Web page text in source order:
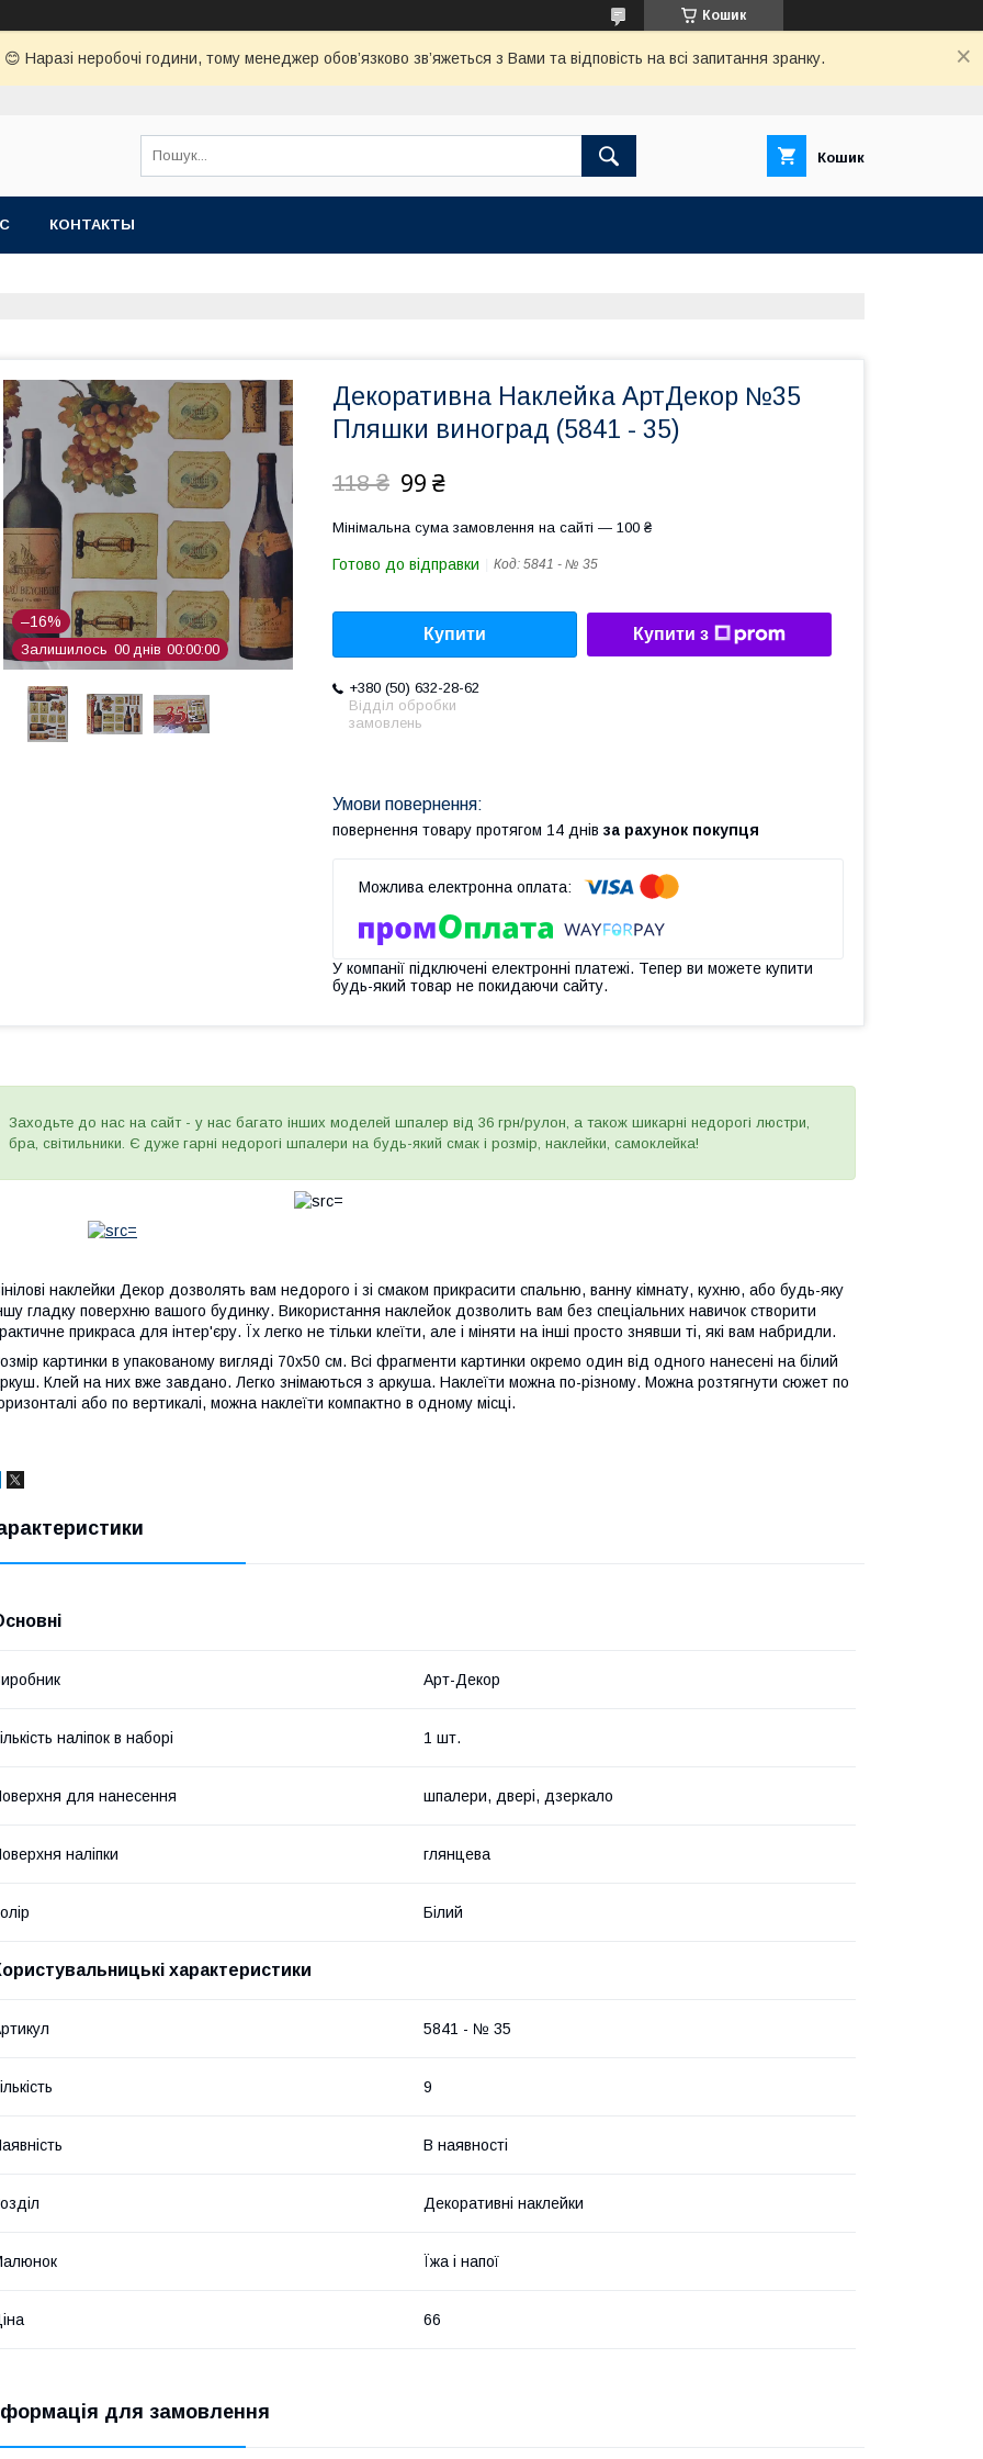
Кошик
Наразі неробочі години, тому менеджер обов’язково зв’яжеться з Вами та відповість на всі запитання зранку.
Кошик
КОНТАКТЫ
–16%
Залишилось 00 днів 00 00 00
Декоративна Наклейка АртДекор №35
Пляшки виноград (5841 - 35)
118 ₴ 99 ₴
Мінімальна сума замовлення на сайті — 100 ₴
Готово до відправки Код: 5841 - № 35
Купити Купити з
+380 (50) 632-28-62
Відділ обробки
замовлень
повернення товару протягом 14 днів за рахунок покупця
У компанії підключені електронні платежі. Тепер ви можете купити
будь-який товар не покидаючи сайту.
Заходьте до нас на сайт - у нас багато інших моделей шпалер від 36 грн/рулон, а також шикарні недорогі люстри,
бра, світильники. Є дуже гарні недорогі шпалери на будь-який смак і розмір, наклейки, самоклейка!
наклейки Декор дозволять вам недорого і зі смаком прикрасити спальню, ванну кімнату, кухню, або будь-яку
гладку поверхню вашого будинку. Використання наклейок дозволить вам без спеціальних навичок створити
прикраса для інтер'єру. Їх легко не тільки клеїти, але і міняти на інші просто знявши ті, які вам набридли.
картинки в упакованому вигляді 70х50 см. Всі фрагменти картинки окремо один від одного нанесені на білий
Клей на них вже завдано. Легко знімаються з аркуша. Наклеїти можна по-різному. Можна розтягнути сюжет по
або по вертикалі, можна наклеїти компактно в одному місці.
Арт-Декор
наліпок в наборі 1 шт.
для нанесення шпалери, двері, дзеркало
наліпки глянцева
Білий
характеристики
5841 - № 35
9
В наявності
Декоративні наклейки
Їжа і напої
66
для замовлення